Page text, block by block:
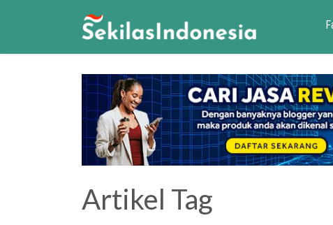
Artikel Tag